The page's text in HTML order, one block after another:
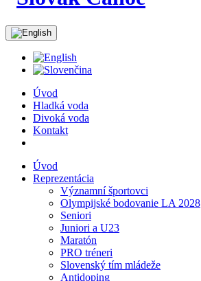
Úvod
Hladká voda
Divoká voda
Kontakt
Úvod
Reprezentácia
Významní športovci
Olympijské bodovanie LA 2028
Seniori
Juniori a U23
Maratón
PRO tréneri
Slovenský tím mládeže
Antidoping